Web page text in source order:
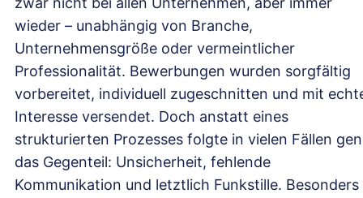
wieder – unabhängig von Branche,
Unternehmensgröße oder vermeintlicher
Professionalität. Bewerbungen wurden sorgfältig
vorbereitet, individuell zugeschnitten und mit
Interesse versendet. Doch anstatt eines
strukturierten Prozesses folgte in vielen Fällen
das Gegenteil: Unsicherheit, fehlende
Kommunikation und letztlich Funkstille. Besonders